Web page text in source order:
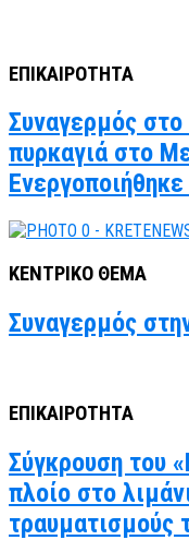
ΕΠΙΚΑΙΡΟΤΗΤΑ
Συναγερμός
πυρκαγιά στο
ΚΕΝΤΡΙΚΟ ΘΕΜΑ
Συναγερμός
ΕΠΙΚΑΙΡΟΤΗΤΑ
Σύγκρουση του
πλοίο στο
τραυματισμούς